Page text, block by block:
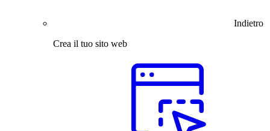
Indietro
Crea il tuo sito web